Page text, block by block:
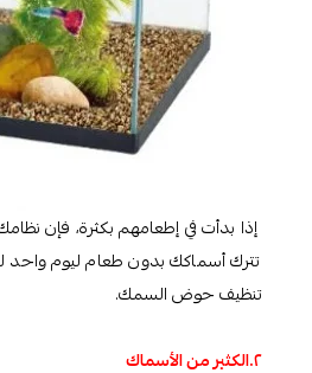
إذا بدأت في إطعامهم بكثرة، فإن
تترك أسماكك بدون طعام ليوم واحد
تنظيف حوض السمك.
٢.الكثير من الأسماك